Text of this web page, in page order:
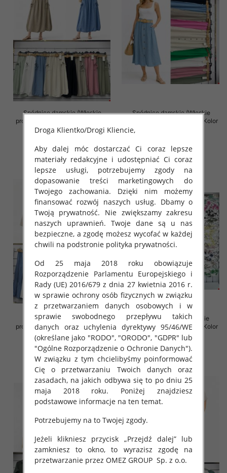
Spódnice damskie (Włoskie
produkt) Roz Standard, Mix Kolor
Paczka 5 szt
38.00 zł
szczegóły
Spódnice damskie (Włoskie
produkt) Roz Standard, Mix Kolor
35.00 zł
szczegóły
Spódnice damskie (Włoskie
produkt) Roz Standard, Mix Kolor
Paczka 5 szt
35.00 zł
szczegóły
Sukienki damskie (Włoskie
produkt) Roz Standard, Mix Kolor
Paczka 5 szt
35.00 zł
szczegóły
Droga Klientko/Drogi Kliencie,
Aby dalej móc dostarczać Ci coraz lepsze
materiały redakcyjne i udostępniać Ci coraz
lepsze usługi, potrzebujemy zgody na
dopasowanie treści marketingowych do
Twojego zachowania. Dzięki nim możemy
finansować rozwój naszych usług. Dbamy o
Twoją prywatność. Nie zwiększamy zakresu
naszych uprawnień. Twoje dane są u nas
bezpieczne, a zgodę możesz wycofać w każdej
chwili na podstronie polityka prywatności.
Od 25 maja 2018 roku obowiązuje
Rozporządzenie Parlamentu Europejskiego i
Rady (UE) 2016/679 z dnia 27 kwietnia 2016 r.
w sprawie ochrony osób fizycznych w związku
z przetwarzaniem danych osobowych i w
sprawie swobodnego przepływu takich
danych oraz uchylenia dyrektywy 95/46/WE
(określane jako "RODO", "ORODO", "GDPR" lub
"Ogólne Rozporządzenie o Ochronie Danych").
W związku z tym chcielibyśmy poinformować
Cię o przetwarzaniu Twoich danych oraz
zasadach, na jakich odbywa się to po dniu 25
maja 2018 roku. Poniżej znajdziesz
podstawowe informacje na ten temat.
Potrzebujemy na to Twojej zgody.
Jeżeli klikniesz przycisk „Przejdź dalej” lub
zamkniesz to okno, to wyrazisz zgodę na
przetwarzanie przez OMEZ GROUP Sp. z o.o.